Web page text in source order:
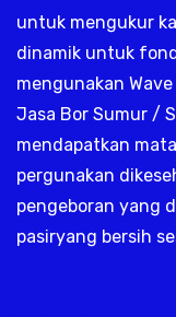
untuk mengukur
dinamik untuk
mengunakan
Jasa Bor Sumur /
mendapatkan
pergunakan
pengeboran yang
pasiryang bersih